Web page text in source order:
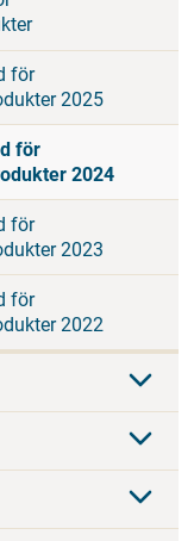
för
2025
för
2024
för
2023
för
2022